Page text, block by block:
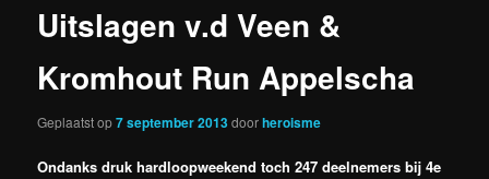
Uitslagen v.d Veen &
Kromhout Run Appelscha
Geplaatst op7 september 2013doorheroisme
Ondanks druk hardloopweekend toch 247 deelnemers bij 4e